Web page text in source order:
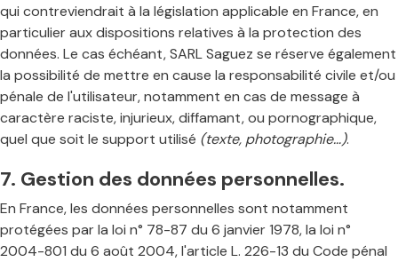
qui contreviendrait à la législation applicable en France, en
particulier aux dispositions relatives à la protection des
données. Le cas échéant, SARL Saguez se réserve également
la possibilité de mettre en cause la responsabilité civile et/ou
pénale de l'utilisateur, notamment en cas de message à
caractère raciste, injurieux, diffamant, ou pornographique,
quel que soit le support utilisé (texte, photographie…).
7. Gestion des données personnelles.
En France, les données personnelles sont notamment
protégées par la loi n° 78-87 du 6 janvier 1978, la loi n°
2004-801 du 6 août 2004, l'article L. 226-13 du Code pénal